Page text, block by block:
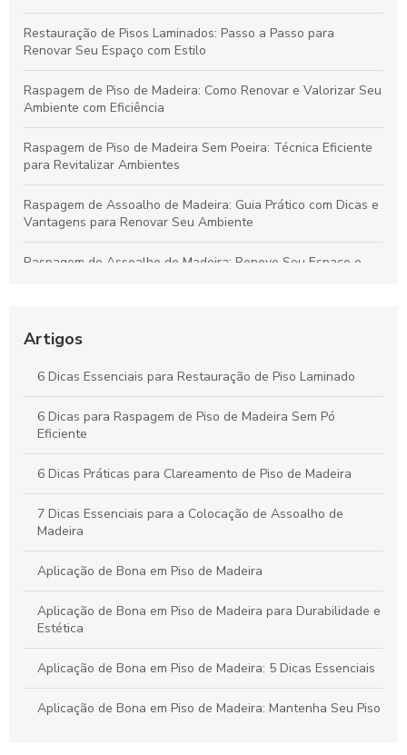
Restauração de Pisos Laminados: Passo a Passo para
Renovar Seu Espaço com Estilo
Raspagem de Piso de Madeira: Como Renovar e Valorizar Seu
Ambiente com Eficiência
Raspagem de Piso de Madeira Sem Poeira: Técnica Eficiente
para Revitalizar Ambientes
Raspagem de Assoalho de Madeira: Guia Prático com Dicas e
Vantagens para Renovar Seu Ambiente
Raspagem de Assoalho de Madeira: Renove Seu Espaço e
Ambientes e Valorizar Seu Lar
Raspagem de Assoalhos de Madeira: Guia Essencial para
Renovar e Valorizar Seus Pisos
Restauração de Piso Laminado: Técnicas e Dicas para
Revitalizar Qualquer Ambiente
Artigos
6 Dicas Essenciais para Restauração de Piso Laminado
6 Dicas para Raspagem de Piso de Madeira Sem Pó
Eficiente
6 Dicas Práticas para Clareamento de Piso de Madeira
7 Dicas Essenciais para a Colocação de Assoalho de
Madeira
Aplicação de Bona em Piso de Madeira
Aplicação de Bona em Piso de Madeira para Durabilidade e
Estética
Aplicação de Bona em Piso de Madeira: 5 Dicas Essenciais
Aplicação de Bona em Piso de Madeira: Mantenha Seu Piso